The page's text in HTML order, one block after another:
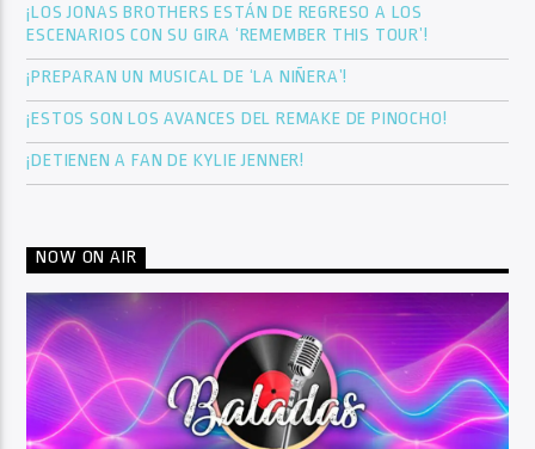
¡LOS JONAS BROTHERS ESTÁN DE REGRESO A LOS
ESCENARIOS CON SU GIRA ‘REMEMBER THIS TOUR’!
¡PREPARAN UN MUSICAL DE ‘LA NIÑERA’!
¡ESTOS SON LOS AVANCES DEL REMAKE DE PINOCHO!
¡DETIENEN A FAN DE KYLIE JENNER!
NOW ON AIR